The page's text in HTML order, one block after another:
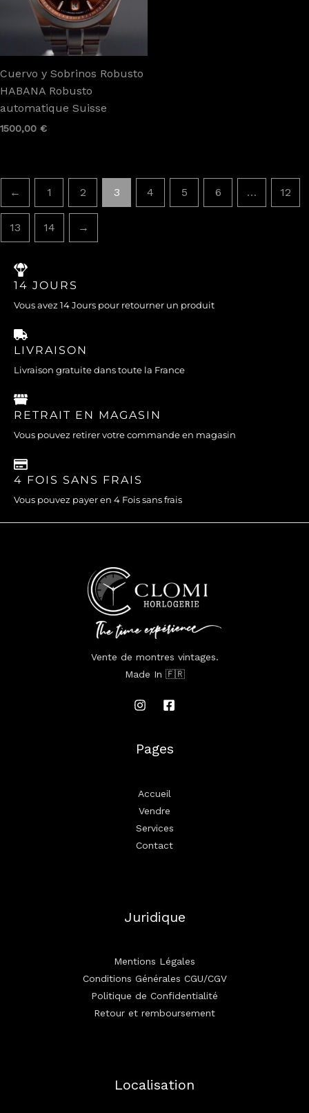
Cuervo y Sobrinos Robusto
HABANA Robusto
automatique Suisse
1500,00 €
← 1 2 3 4 5 6 … 12
13 14 →
14 JOURS
Vous avez 14 Jours pour retourner un produit
LIVRAISON
Livraison gratuite dans toute la France
RETRAIT EN MAGASIN
Vous pouvez retirer votre commande en magasin
4 FOIS SANS FRAIS
Vous pouvez payer en 4 Fois sans frais
Vente de montres vintages.
Made In 🇫🇷
Pages
Accueil
Vendre
Services
Contact
Juridique
Mentions Légales
Conditions Générales CGU/CGV
Politique de Confidentialité
Retour et remboursement
Localisation